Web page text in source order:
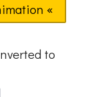
«
to